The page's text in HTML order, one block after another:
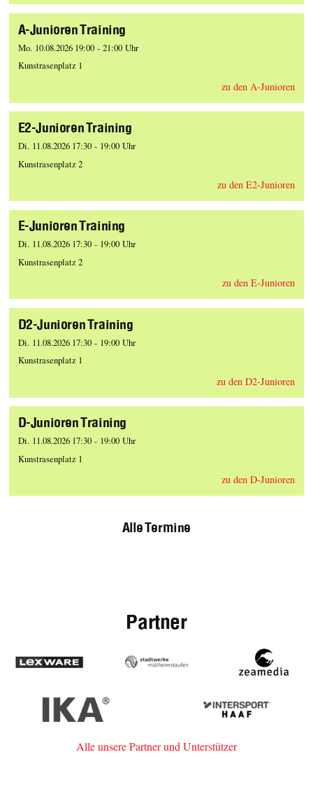
A-Junioren Training
Mo. 10.08.2026 19:00 - 21:00 Uhr
Kunstrasenplatz 1
zu den A-Junioren
E2-Junioren Training
Di. 11.08.2026 17:30 - 19:00 Uhr
Kunstrasenplatz 2
zu den E2-Junioren
E-Junioren Training
Di. 11.08.2026 17:30 - 19:00 Uhr
Kunstrasenplatz 2
zu den E-Junioren
D2-Junioren Training
Di. 11.08.2026 17:30 - 19:00 Uhr
Kunstrasenplatz 1
zu den D2-Junioren
D-Junioren Training
Di. 11.08.2026 17:30 - 19:00 Uhr
Kunstrasenplatz 1
zu den D-Junioren
Alle Termine
Partner
Müllheim-
zeamedia,
Staufen
IKA
Intersport
Haaf
Alle unsere Partner und Unterstützer